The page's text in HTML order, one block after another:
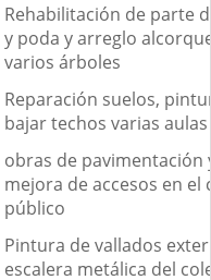
Rehabilitación de parte
y poda y arreglo
varios árboles
Reparación suelos,
bajar techos varias aulas
obras de pavimentación
mejora de accesos en el
público
Pintura de vallados
escalera metálica del